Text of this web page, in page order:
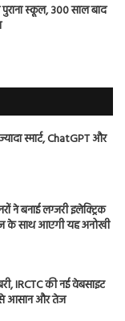
स्कूल, 300 साल बाद
स्मार्ट, ChatGPT और
ने बनाई लग्जरी इलेक्ट्रिक
के साथ आएगी यह अनोखी
IRCTC की नई वेबसाइट
से आसान और तेज